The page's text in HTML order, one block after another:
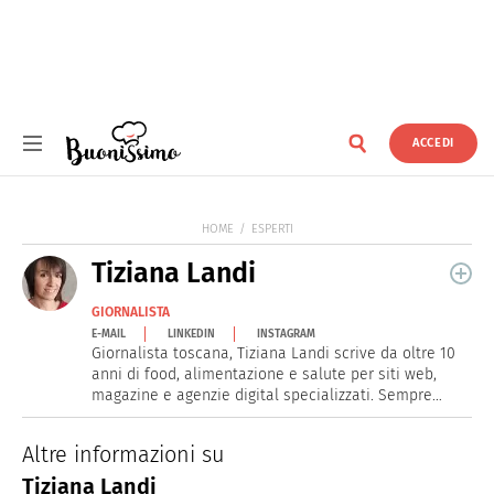
ACCEDI
HOME ESPERTI
Tiziana Landi
GIORNALISTA
E-MAIL LINKEDIN INSTAGRAM
Giornalista toscana, Tiziana Landi scrive da oltre 10
anni di food, alimentazione e salute per siti web,
magazine e agenzie digital specializzati. Sempre
pronta all'assaggio, quando non è seduta al pc la si
Altre informazioni su
Tiziana Landi